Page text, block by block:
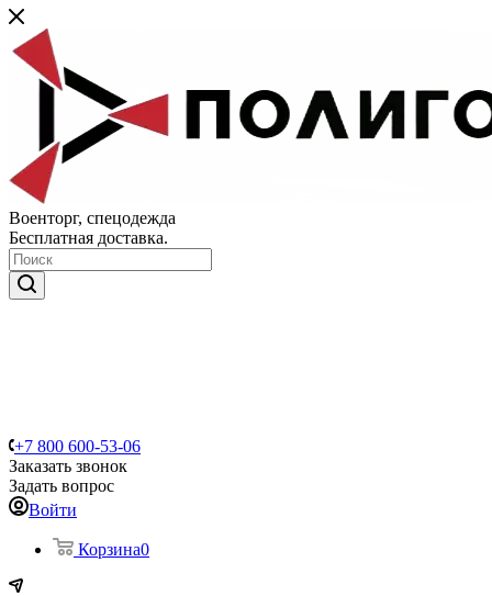
Военторг, спецодежда
Бесплатная доставка.
+7 800 600-53-06
Заказать звонок
Задать вопрос
Войти
Корзина0